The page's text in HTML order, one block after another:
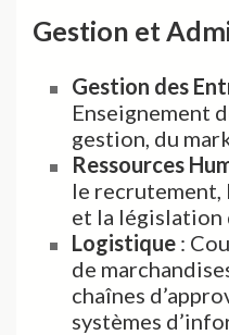
Gestion et
Gestion des
Enseignement
gestion, du
Ressources
le recrutement,
et la législation
Logistique :
de
chaînes
systèmes